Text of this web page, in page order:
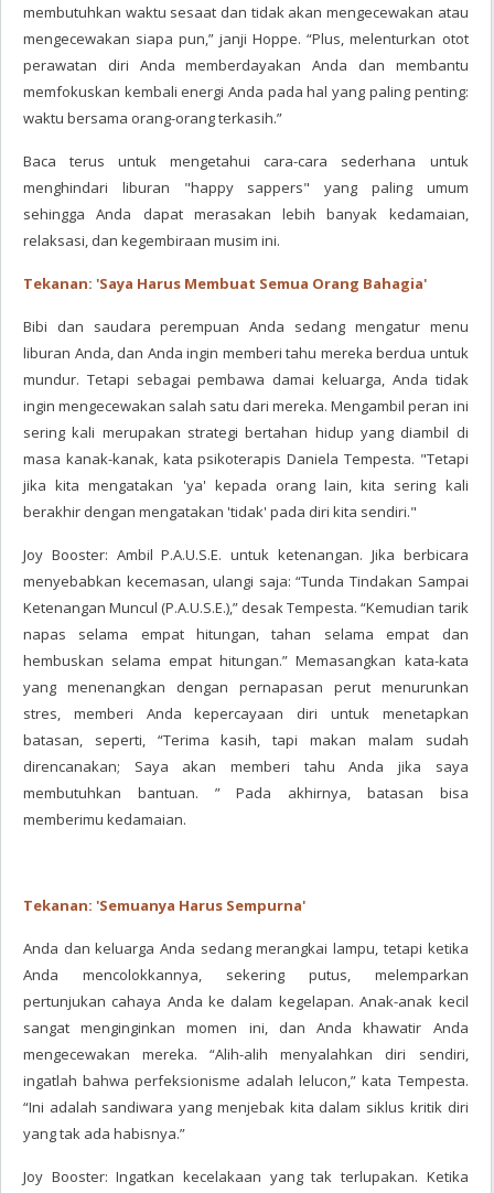
membutuhkan waktu sesaat dan tidak akan mengecewakan atau
mengecewakan siapa pun,” janji Hoppe. “Plus, melenturkan otot
perawatan diri Anda memberdayakan Anda dan membantu
memfokuskan kembali energi Anda pada hal yang paling penting:
waktu bersama orang-orang terkasih.”
Baca terus untuk mengetahui cara-cara sederhana untuk
menghindari liburan "happy sappers" yang paling umum
sehingga Anda dapat merasakan lebih banyak kedamaian,
relaksasi, dan kegembiraan musim ini.
Tekanan: 'Saya Harus Membuat Semua Orang Bahagia'
Bibi dan saudara perempuan Anda sedang mengatur menu
liburan Anda, dan Anda ingin memberi tahu mereka berdua untuk
mundur. Tetapi sebagai pembawa damai keluarga, Anda tidak
ingin mengecewakan salah satu dari mereka. Mengambil peran ini
sering kali merupakan strategi bertahan hidup yang diambil di
masa kanak-kanak, kata psikoterapis Daniela Tempesta. "Tetapi
jika kita mengatakan 'ya' kepada orang lain, kita sering kali
berakhir dengan mengatakan 'tidak' pada diri kita sendiri."
Joy Booster: Ambil P.A.U.S.E. untuk ketenangan. Jika berbicara
menyebabkan kecemasan, ulangi saja: “Tunda Tindakan Sampai
Ketenangan Muncul (P.A.U.S.E.),” desak Tempesta. “Kemudian tarik
napas selama empat hitungan, tahan selama empat dan
hembuskan selama empat hitungan.” Memasangkan kata-kata
yang menenangkan dengan pernapasan perut menurunkan
stres, memberi Anda kepercayaan diri untuk menetapkan
batasan, seperti, “Terima kasih, tapi makan malam sudah
direncanakan; Saya akan memberi tahu Anda jika saya
membutuhkan bantuan. ” Pada akhirnya, batasan bisa
memberimu kedamaian.
Tekanan: 'Semuanya Harus Sempurna'
Anda dan keluarga Anda sedang merangkai lampu, tetapi ketika
Anda mencolokkannya, sekering putus, melemparkan
pertunjukan cahaya Anda ke dalam kegelapan. Anak-anak kecil
sangat menginginkan momen ini, dan Anda khawatir Anda
mengecewakan mereka. “Alih-alih menyalahkan diri sendiri,
ingatlah bahwa perfeksionisme adalah lelucon,” kata Tempesta.
“Ini adalah sandiwara yang menjebak kita dalam siklus kritik diri
yang tak ada habisnya.”
Joy Booster: Ingatkan kecelakaan yang tak terlupakan. Ketika